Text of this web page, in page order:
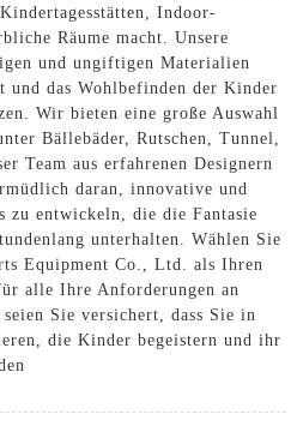
Indoor-
Räume macht. Unsere
und ungiftigen Materialien
und das Wohlbefinden der Kinder
Wir bieten eine große Auswahl
Bällebäder, Rutschen, Tunnel,
Team aus erfahrenen Designern
daran, innovative und
zu entwickeln, die die Fantasie
unterhalten. Wählen Sie
Equipment Co., Ltd. als Ihren
alle Ihre Anforderungen an
Sie versichert, dass Sie in
die Kinder begeistern und ihr